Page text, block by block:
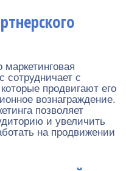
сотрудничает с
продвигают его
вознаграждение.
позволяет
и увеличить
на продвижении